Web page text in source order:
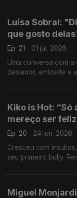
Luísa Sobral:
que gosto
Ep. 21
01 jul. 2026
Uma conversa com
desamor, amizade e
Kiko is Hot:
mereço ser
Ep. 20
24 jun. 2026
Cresceu com
seu primeiro bully.
Miguel